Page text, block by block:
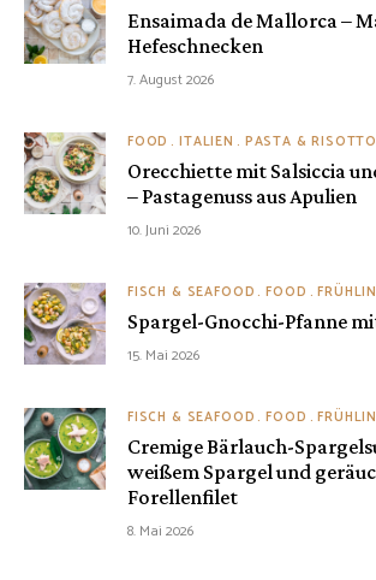
Ensaimada de Mallorca –
Hefeschnecken
7. August 2026
FOOD ITALIEN PASTA & RISOTTO
Orecchiette mit Salsiccia
– Pastagenuss aus Apulien
10. Juni 2026
FISCH & SEAFOOD FOOD
Spargel-Gnocchi-Pfanne
15. Mai 2026
FISCH & SEAFOOD FOOD
Cremige Bärlauch-
weißem Spargel und
Forellenfilet
8. Mai 2026